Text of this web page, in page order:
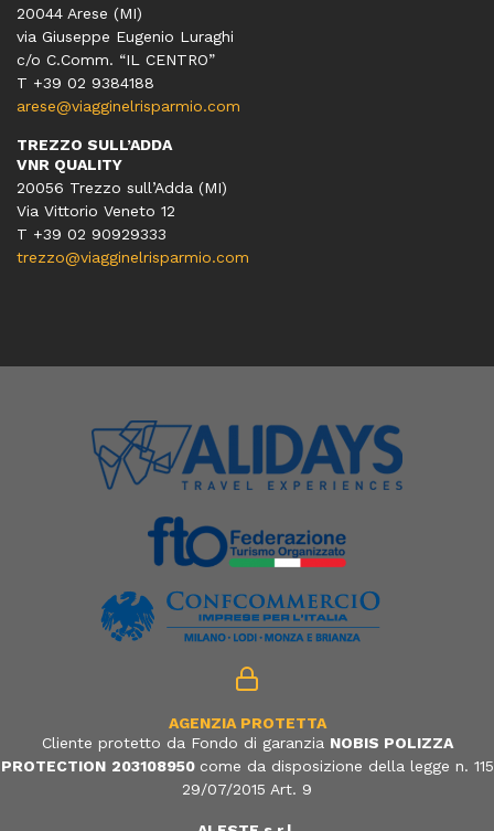
20044 Arese (MI)
via Giuseppe Eugenio Luraghi
c/o C.Comm. “IL CENTRO”
T +39 02 9384188
arese@viagginelrisparmio.com
TREZZO SULL’ADDA
VNR QUALITY
20056 Trezzo sull’Adda (MI)
Via Vittorio Veneto 12
T +39 02 90929333
trezzo@viagginelrisparmio.com
AGENZIA PROTETTA
Cliente protetto da Fondo di garanzia NOBIS POLIZZA
PROTECTION 203108950 come da disposizione della legge n. 115
29/07/2015 Art. 9